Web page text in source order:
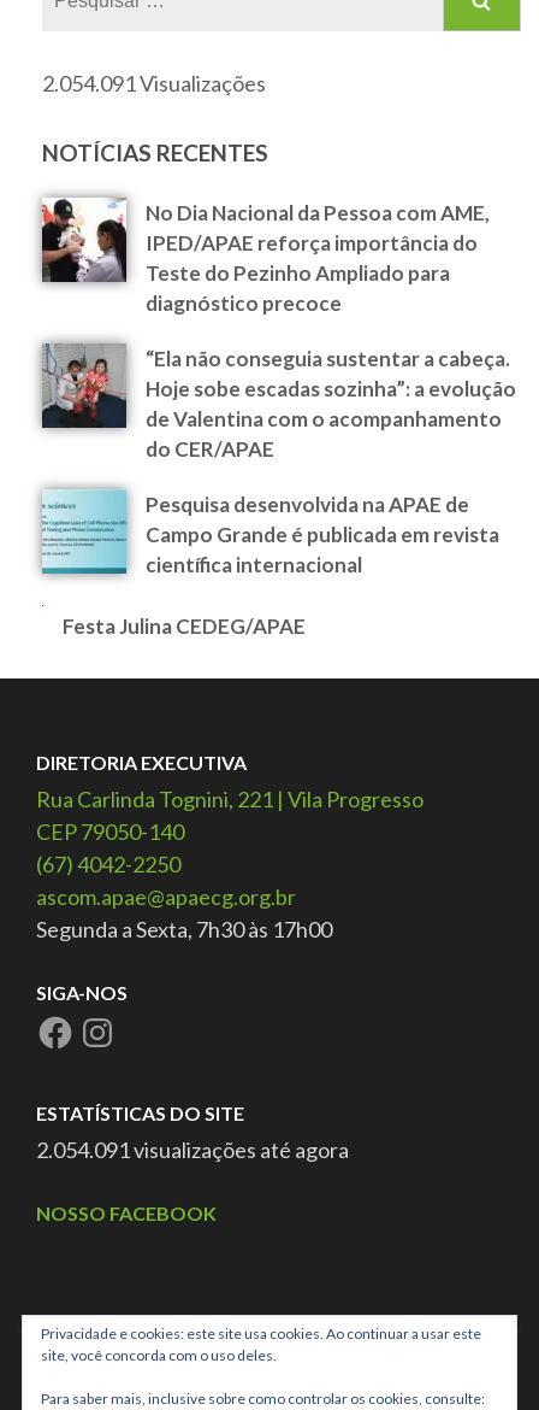
2.054.091 Visualizações
NOTÍCIAS RECENTES
No Dia Nacional da Pessoa com AME,
IPED/APAE reforça importância do
Teste do Pezinho Ampliado para
diagnóstico precoce
“Ela não conseguia sustentar a cabeça.
Hoje sobe escadas sozinha”: a evolução
de Valentina com o acompanhamento
do CER/APAE
Pesquisa desenvolvida na APAE de
Campo Grande é publicada em revista
científica internacional
Festa Julina CEDEG/APAE
DIRETORIA EXECUTIVA
Rua Carlinda Tognini, 221 | Vila Progresso
CEP 79050-140
(67) 4042-2250
ascom.apae@apaecg.org.br
Segunda a Sexta, 7h30 às 17h00
SIGA-NOS
ESTATÍSTICAS DO SITE
2.054.091 visualizações até agora
NOSSO FACEBOOK
Privacidade e cookies: este site usa cookies. Ao continuar a usar este
site, você concorda com o uso deles.
Para saber mais, inclusive sobre como controlar os cookies, consulte: